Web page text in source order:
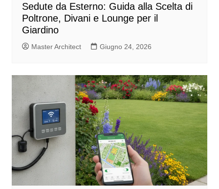
Sedute da Esterno: Guida alla Scelta di
Poltrone, Divani e Lounge per il
Giardino
Master Architect Giugno 24, 2026